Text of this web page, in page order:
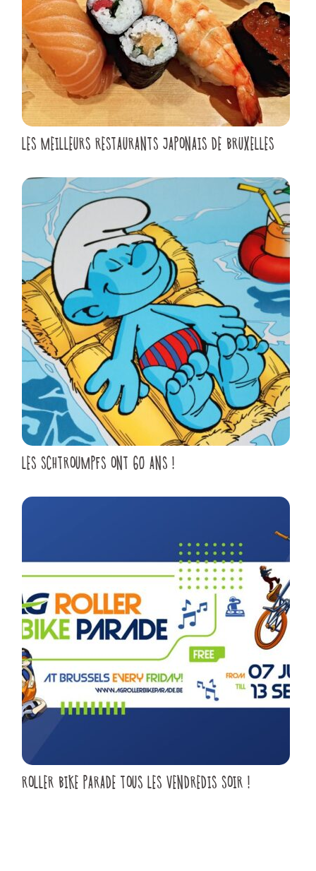
LES MEILLEURS RESTAURANTS JAPONAIS DE BRUXELLES
LES SCHTROUMPFS ONT 60 ANS !
ROLLER BIKE PARADE TOUS LES VENDREDIS SOIR !